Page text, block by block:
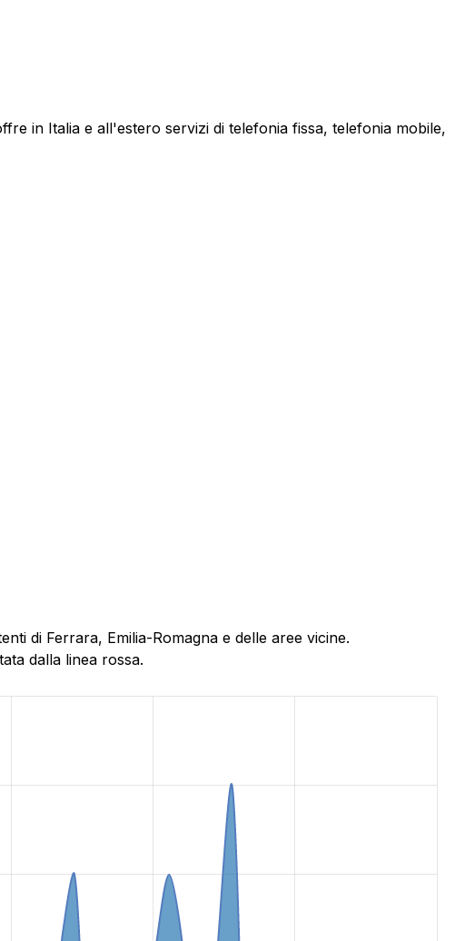
in Italia e all'estero servizi di telefonia fissa, telefonia mobile,
di Ferrara, Emilia-Romagna e delle aree vicine.
dalla linea rossa.